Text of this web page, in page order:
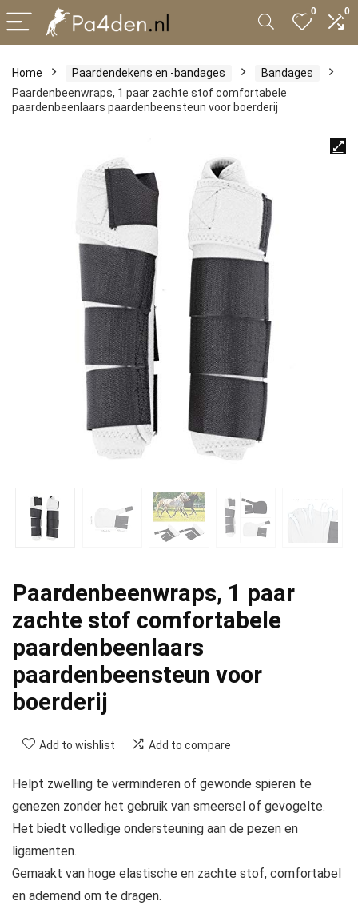
0 0
Home Paardendekens en -bandages
Bandages
Paardenbeenwraps, 1 paar zachte stof comfortabele
paardenbeenlaars paardenbeensteun voor boerderij
Paardenbeenwraps, 1 paar
zachte stof comfortabele
paardenbeenlaars
paardenbeensteun voor
boerderij
Add to wishlist Add to compare
Helpt zwelling te verminderen of gewonde spieren te
genezen zonder het gebruik van smeersel of gevogelte.
Het biedt volledige ondersteuning aan de pezen en
ligamenten.
Gemaakt van hoge elastische en zachte stof, comfortabel
en ademend om te dragen.